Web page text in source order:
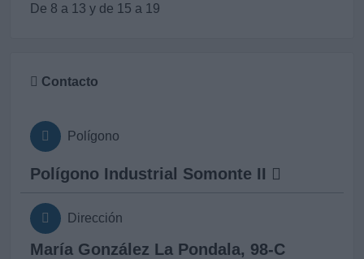
De 8 a 13 y de 15 a 19
Contacto
Polígono
Polígono Industrial Somonte II
Dirección
María González La Pondala, 98-C